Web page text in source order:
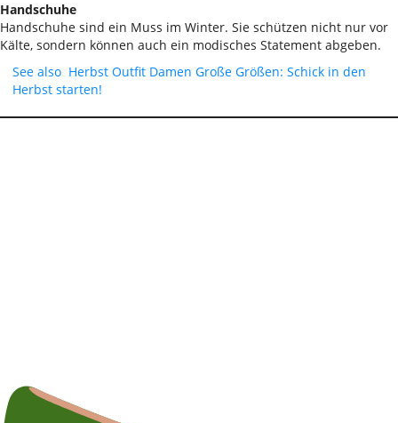
Handschuhe
Handschuhe sind ein Muss im Winter. Sie schützen nicht nur vor
Kälte, sondern können auch ein modisches Statement abgeben.
See also Herbst Outfit Damen Große Größen: Schick in den
Herbst starten!